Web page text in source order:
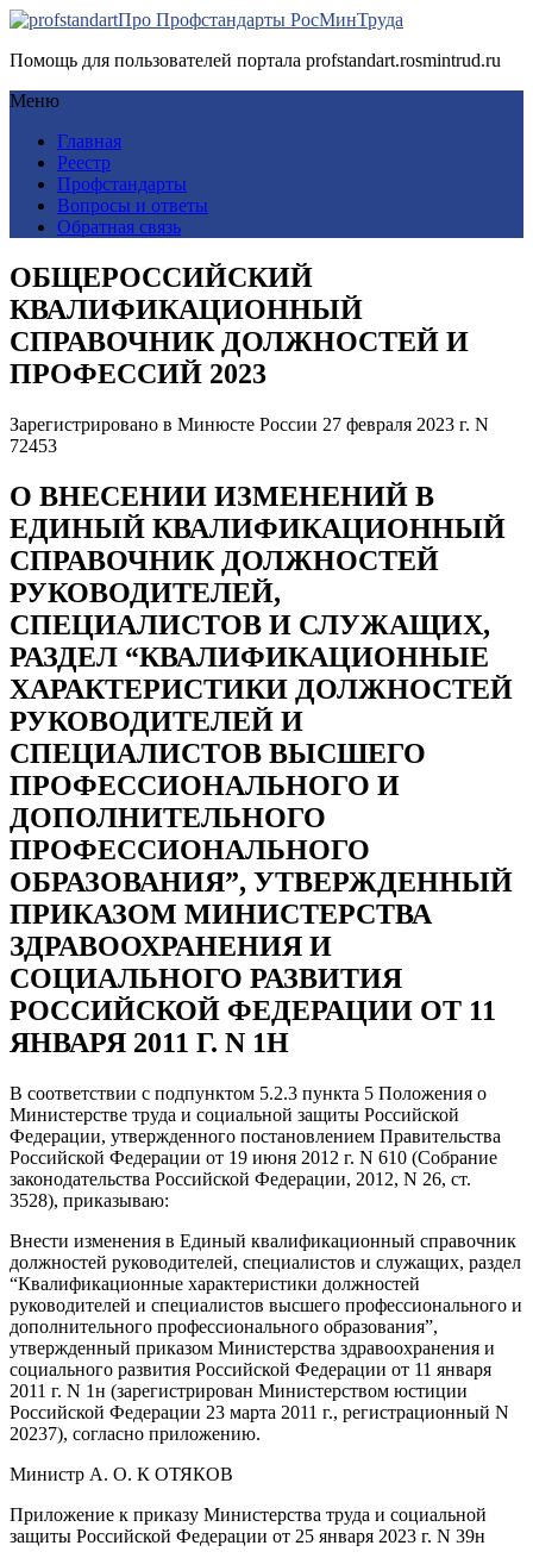
Про Профстандарты РосМинТруда
Помощь для пользователей портала profstandart.rosmintrud.ru
Меню
Главная
Реестр
Профстандарты
Вопросы и ответы
Обратная связь
ОБЩЕРОССИЙСКИЙ
КВАЛИФИКАЦИОННЫЙ
СПРАВОЧНИК ДОЛЖНОСТЕЙ И
ПРОФЕССИЙ 2023
Зарегистрировано в Минюсте России 27 февраля 2023 г. N
72453
О ВНЕСЕНИИ ИЗМЕНЕНИЙ В
ЕДИНЫЙ КВАЛИФИКАЦИОННЫЙ
СПРАВОЧНИК ДОЛЖНОСТЕЙ
РУКОВОДИТЕЛЕЙ,
СПЕЦИАЛИСТОВ И СЛУЖАЩИХ,
РАЗДЕЛ “КВАЛИФИКАЦИОННЫЕ
ХАРАКТЕРИСТИКИ ДОЛЖНОСТЕЙ
РУКОВОДИТЕЛЕЙ И
СПЕЦИАЛИСТОВ ВЫСШЕГО
ПРОФЕССИОНАЛЬНОГО И
ДОПОЛНИТЕЛЬНОГО
ПРОФЕССИОНАЛЬНОГО
ОБРАЗОВАНИЯ”, УТВЕРЖДЕННЫЙ
ПРИКАЗОМ МИНИСТЕРСТВА
ЗДРАВООХРАНЕНИЯ И
СОЦИАЛЬНОГО РАЗВИТИЯ
РОССИЙСКОЙ ФЕДЕРАЦИИ ОТ 11
ЯНВАРЯ 2011 Г. N 1Н
В соответствии с подпунктом 5.2.3 пункта 5 Положения о
Министерстве труда и социальной защиты Российской
Федерации, утвержденного постановлением Правительства
Российской Федерации от 19 июня 2012 г. N 610 (Собрание
законодательства Российской Федерации, 2012, N 26, ст.
3528), приказываю:
Внести изменения в Единый квалификационный справочник
должностей руководителей, специалистов и служащих, раздел
“Квалификационные характеристики должностей
руководителей и специалистов высшего профессионального и
дополнительного профессионального образования”,
утвержденный приказом Министерства здравоохранения и
социального развития Российской Федерации от 11 января
2011 г. N 1н (зарегистрирован Министерством юстиции
Российской Федерации 23 марта 2011 г., регистрационный N
20237), согласно приложению.
Министр А. О. К ОТЯКОВ
Приложение к приказу Министерства труда и социальной
защиты Российской Федерации от 25 января 2023 г. N 39н